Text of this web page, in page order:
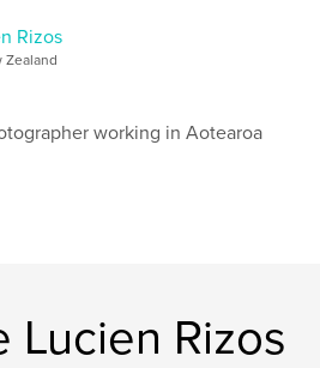
Rizos
Zealand
working in Aotearoa
Lucien Rizos